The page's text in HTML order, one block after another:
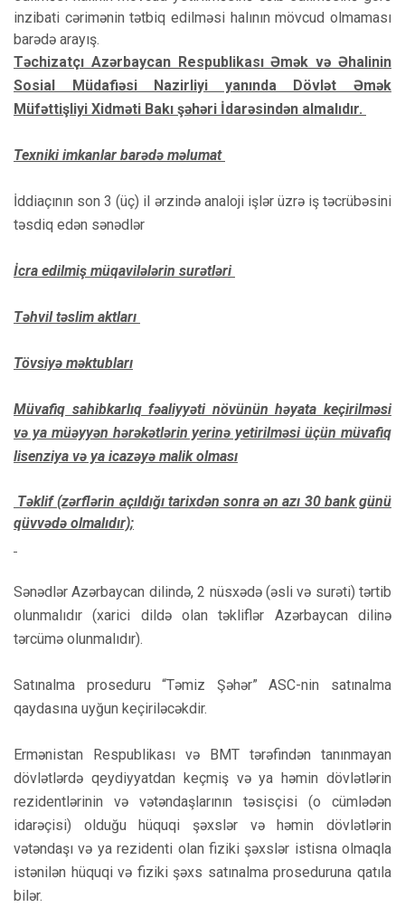
inzibati cərimənin tətbiq edilməsi halının mövcud olmaması
barədə arayış.
Təchizatçı Azərbaycan Respublikası Əmək və Əhalinin
Sosial Müdafiəsi Nazirliyi yanında Dövlət Əmək
Müfəttişliyi Xidməti Bakı şəhəri İdarəsindən almalıdır.
Texniki imkanlar barədə məlumat
İddiaçının son 3 (üç) il ərzində analoji işlər üzrə iş təcrübəsini
təsdiq edən sənədlər
İcra edilmiş müqavilələrin surətləri
Təhvil təslim aktları
Tövsiyə məktubları
Müvafiq sahibkarlıq fəaliyyəti növünün həyata keçirilməsi
və ya müəyyən hərəkətlərin yerinə yetirilməsi üçün müvafiq
lisenziya və ya icazəyə malik olması
Təklif (zərflərin açıldığı tarixdən sonra ən azı 30 bank günü
qüvvədə olmalıdır);
Sənədlər Azərbaycan dilində, 2 nüsxədə (əsli və surəti) tərtib
olunmalıdır (xarici dildə olan təkliflər Azərbaycan dilinə
tərcümə olunmalıdır).
Satınalma proseduru “Təmiz Şəhər” ASC-nin satınalma
qaydasına uyğun keçiriləcəkdir.
Ermənistan Respublikası və BMT tərəfindən tanınmayan
dövlətlərdə qeydiyyatdan keçmiş və ya həmin dövlətlərin
rezidentlərinin və vətəndaşlarının təsisçisi (o cümlədən
idarəçisi) olduğu hüquqi şəxslər və həmin dövlətlərin
vətəndaşı və ya rezidenti olan fiziki şəxslər istisna olmaqla
istənilən hüquqi və fiziki şəxs satınalma proseduruna qatıla
bilər.